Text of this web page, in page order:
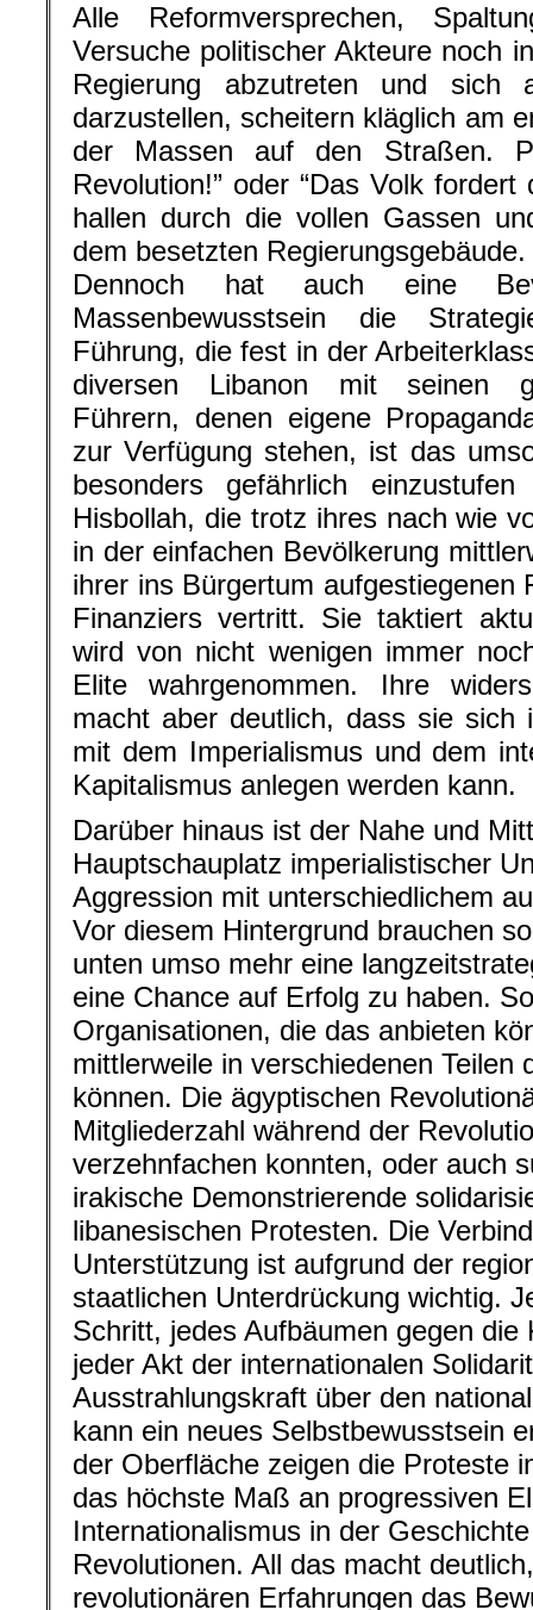
Alle Reformversprechen,
Versuche politischer Akteure noch
Regierung abzutreten und sich
darzustellen, scheitern kläglich am
der Massen auf den Straßen.
Revolution!” oder “Das Volk
hallen durch die vollen Gassen
dem besetzten Regierungsgebäude.
Dennoch hat auch eine
Massenbewusstsein die
Führung, die fest in der
diversen Libanon mit seinen
Führern, denen eigene
zur Verfügung stehen, ist das
besonders gefährlich
Hisbollah, die trotz ihres nach wie
in der einfachen Bevölkerung
ihrer ins Bürgertum aufgestiegenen
Finanziers vertritt. Sie taktiert
wird von nicht wenigen immer
Elite wahrgenommen. Ihre
macht aber deutlich, dass sie sich
mit dem Imperialismus und dem
Kapitalismus anlegen werden kann.
Darüber hinaus ist der Nahe und
Hauptschauplatz imperialistischer
Aggression mit unterschiedlichem
Vor diesem Hintergrund brauchen
unten umso mehr eine
eine Chance auf Erfolg zu haben.
Organisationen, die das anbieten
mittlerweile in verschiedenen Teilen
können. Die ägyptischen
Mitgliederzahl während der
verzehnfachen konnten, oder auch
irakische Demonstrierende
libanesischen Protesten. Die
Unterstützung ist aufgrund der
staatlichen Unterdrückung wichtig.
Schritt, jedes Aufbäumen gegen die
jeder Akt der internationalen
Ausstrahlungskraft über den
kann ein neues Selbstbewusstsein
der Oberfläche zeigen die Proteste
das höchste Maß an progressiven
Internationalismus in der
Revolutionen. All das macht
revolutionären Erfahrungen das